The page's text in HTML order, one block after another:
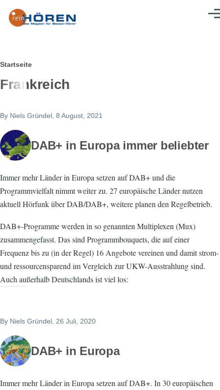
Pfadnavigation
Startseite
Frankreich
By Niels Gründel , 8 August, 2021
DAB+ in Europa immer beliebter
Immer mehr Länder in Europa setzen auf DAB+ und die
Programmvielfalt nimmt weiter zu. 27 europäische Länder nutzen
aktuell Hörfunk über DAB/DAB+, weitere planen den Regelbetrieb.
DAB+-Programme werden in so genannten Multiplexen (Mux)
zusammengefasst. Das sind Programmbouquets, die auf einer
Frequenz bis zu (in der Regel) 16 Angebote vereinen und damit strom-
und ressourcensparend im Vergleich zur UKW-Ausstrahlung sind.
Auch außerhalb Deutschlands ist viel los:
By Niels Gründel , 26 Juli, 2020
DAB+ in Europa
Immer mehr Länder in Europa setzen auf DAB+. In 30 europäischen